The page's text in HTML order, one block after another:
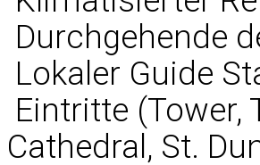

 Lokaler Guide
 Eintritte
Cathedral, St.